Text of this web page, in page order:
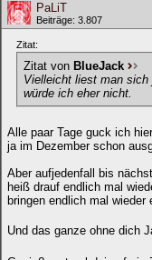
PaLiT
Beiträge: 3.807
Zitat:
Zitat von BlueJack
Vielleicht liest man
würde ich eher nicht.
Alle paar Tage guck ich
ja im Dezember schon
Aber aufjedenfall bis
heiß drauf endlich mal
bringen endlich mal wieder
Und das ganze ohne dich